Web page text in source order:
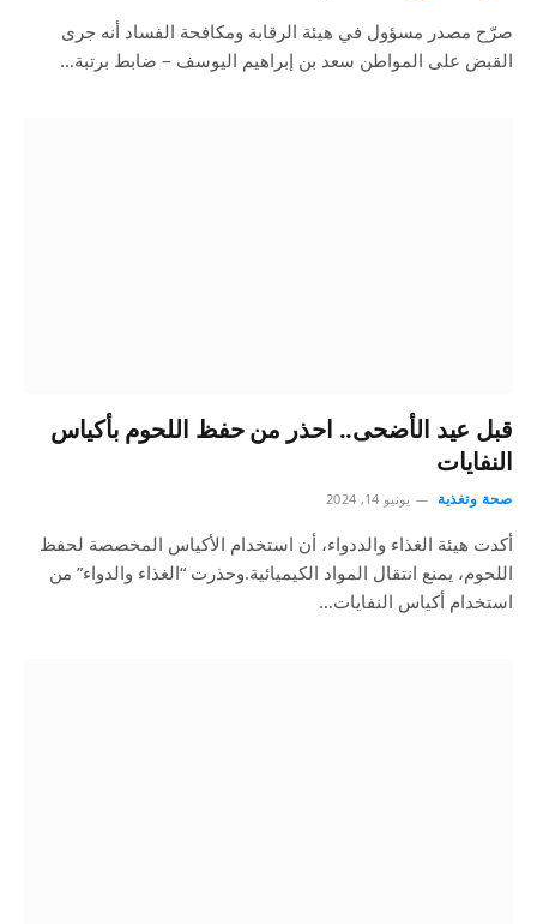
صرّح مصدر مسؤول في هيئة الرقابة ومكافحة الفساد أنه جرى
القبض على المواطن سعد بن إبراهيم اليوسف – ضابط برتبة…
قبل عيد الأضحى.. احذر من حفظ اللحوم بأكياس
النفايات
صحة وتغذية يونيو 14, 2024
أكدت هيئة الغذاء والددواء، أن استخدام الأكياس المخصصة لحفظ
اللحوم، يمنع انتقال المواد الكيميائية.وحذرت “الغذاء والدواء” من
استخدام أكياس النفايات…